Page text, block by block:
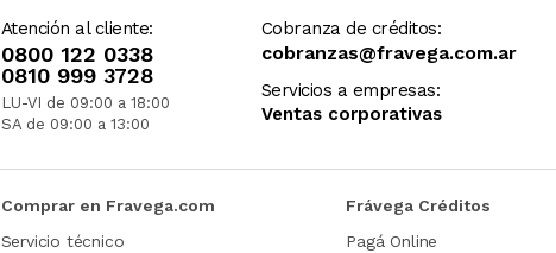
Atención al cliente:
0800 122 0338
0810 999 3728
LU-VI de 09:00 a 18:00
SA de 09:00 a 13:00
Cobranza de créditos:
cobranzas@fravega.com.ar
Servicios a empresas:
Ventas corporativas
Comprar en Fravega.com
Servicio técnico
Frávega Créditos
Pagá Online